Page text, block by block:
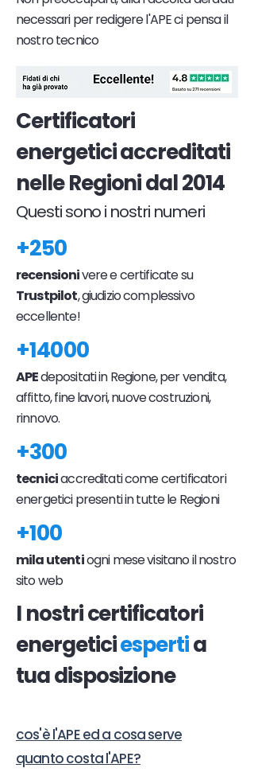
necessari per redigere l'APE ci pensa il
nostro tecnico
Certificatori
energetici accreditati
nelle Regioni dal 2014
Questi sono i nostri numeri
+250
recensionivere e certificate su
Trustpilot, giudizio complessivo
eccellente!
+14000
APEdepositati in Regione, per vendita,
affitto, fine lavori, nuove costruzioni,
rinnovo.
+300
tecniciaccreditati come certificatori
energetici presenti in tutte le Regioni
+100
mila utentiogni mese visitano il nostro
sito web
I nostri certificatori
energeticiespertia
tua disposizione
cos'è l'APE ed a cosa serve
quanto costa l'APE?